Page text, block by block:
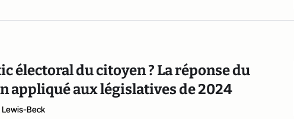
électoral du citoyen ? La réponse du
appliqué aux législatives de 2024
Lewis-Beck